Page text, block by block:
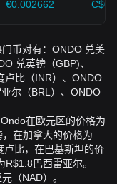
€0.002662
币对有：ONDO 兑美
兑英镑（GBP)、
卢比（INR）、ONDO
尔（BRL）、ONDO
在欧元区的价格为
在加拿大的价格为
比，在巴基斯坦的价
巴西雷亚尔。
（NAD）。